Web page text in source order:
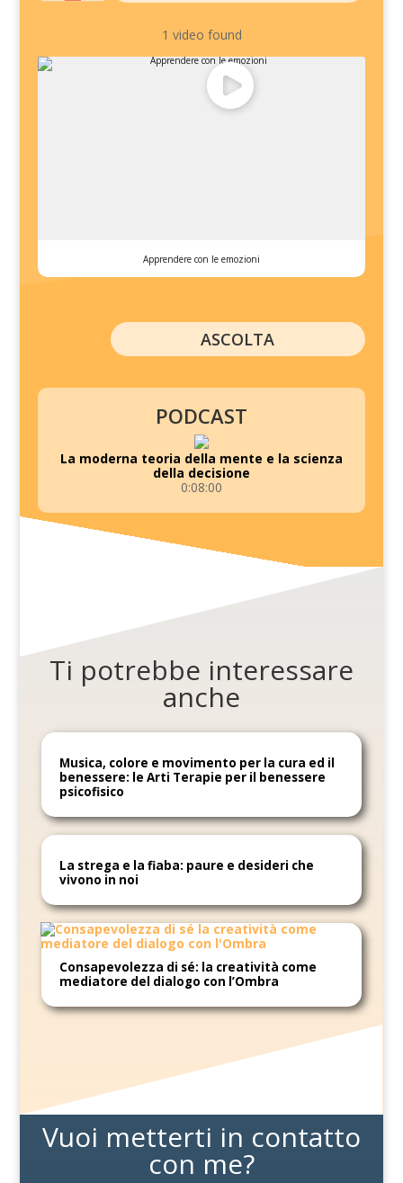
1 video found
Apprendere con le emozioni
ASCOLTA
PODCAST
La moderna teoria della mente e la scienza
della decisione
0:08:00
Ti potrebbe interessare
anche
Musica, colore e movimento per la cura ed il
benessere: le Arti Terapie per il benessere
psicofisico
La strega e la fiaba: paure e desideri che
vivono in noi
Consapevolezza di sé: la creatività come
mediatore del dialogo con l’Ombra
Vuoi metterti in contatto
con me?